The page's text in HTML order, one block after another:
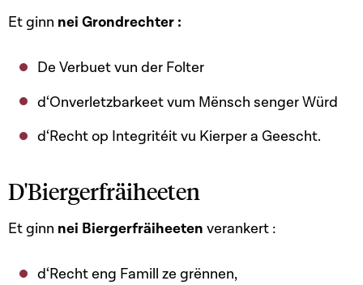
Et ginn nei Grondrechter :
De Verbuet vun der Folter
d‘Onverletzbarkeet vum Mënsch senger Würd
d‘Recht op Integritéit vu Kierper a Geescht.
D'Biergerfräiheeten
Et ginn nei Biergerfräiheeten verankert :
d‘Recht eng Famill ze grënnen,